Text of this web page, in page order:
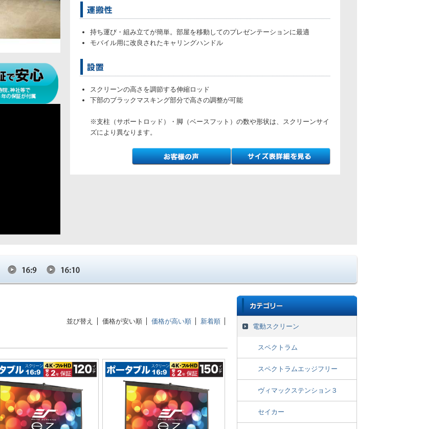
持ち運び・組み立てが簡単。部屋を移動してのプレゼンテーションに最適
モバイル用に改良されたキャリングハンドル
スクリーンの高さを調節する伸縮ロッド
下部のブラックマスキング部分で高さの調整が可能
※支柱（サポートロッド）・脚（ベースフット）の数や形状は、スクリーンサイ
ズにより異なります。
並び替え 価格が安い順 価格が高い順 新着順
電動スクリーン
スペクトラム
スペクトラムエッジフリー
ヴィマックステンション３
セイカー